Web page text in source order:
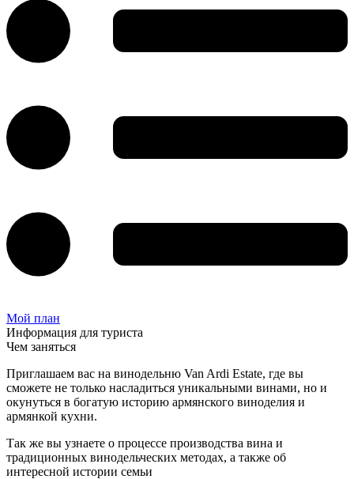
Мой план
Информация для туриста
Чем заняться
Приглашаем вас на винодельню Van Ardi Estate, где вы
сможете не только насладиться уникальными винами, но и
окунуться в богатую историю армянского виноделия и
армянкой кухни.
Так же вы узнаете о процессе производства вина и
традиционных винодельческих методах, а также об
интересной истории семьи